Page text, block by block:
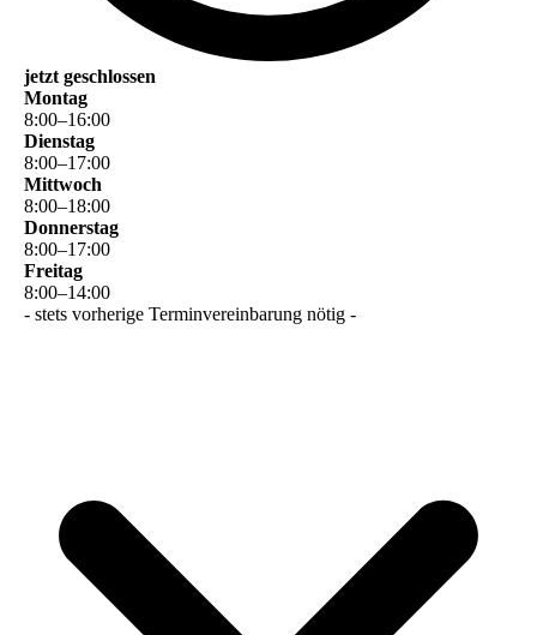
jetzt geschlossen
Montag
8:00–16:00
Dienstag
8:00–17:00
Mittwoch
8:00–18:00
Donnerstag
8:00–17:00
Freitag
8:00–14:00
- stets vorherige Terminvereinbarung nötig -